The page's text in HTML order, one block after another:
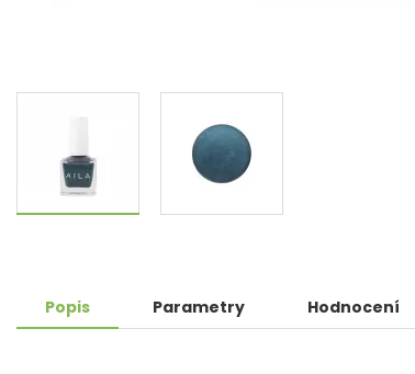
Popis Parametry Hodnocení